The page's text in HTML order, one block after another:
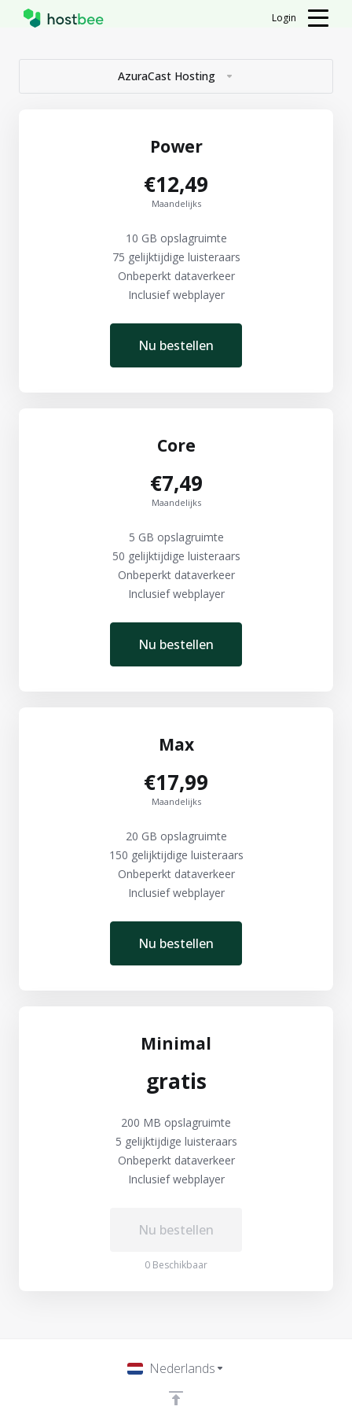
Login
AzuraCast Hosting
Power
€12,49
Maandelijks
10 GB opslagruimte
75 gelijktijdige luisteraars
Onbeperkt dataverkeer
Inclusief webplayer
Nu bestellen
Core
€7,49
Maandelijks
5 GB opslagruimte
50 gelijktijdige luisteraars
Onbeperkt dataverkeer
Inclusief webplayer
Nu bestellen
Max
€17,99
Maandelijks
20 GB opslagruimte
150 gelijktijdige luisteraars
Onbeperkt dataverkeer
Inclusief webplayer
Nu bestellen
Minimal
gratis
200 MB opslagruimte
5 gelijktijdige luisteraars
Onbeperkt dataverkeer
Inclusief webplayer
Nu bestellen
0 Beschikbaar
Nederlands